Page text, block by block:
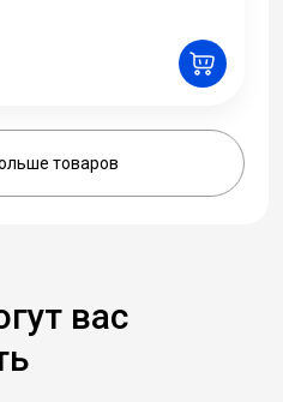
товаров
вас